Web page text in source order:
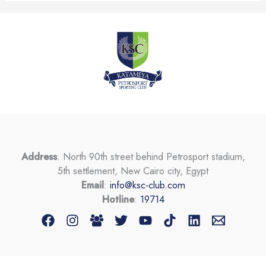
Address: North 90th street behind Petrosport stadium,
5th settlement, New Cairo city, Egypt
Email: info@ksc-club.com
Hotline: 19714